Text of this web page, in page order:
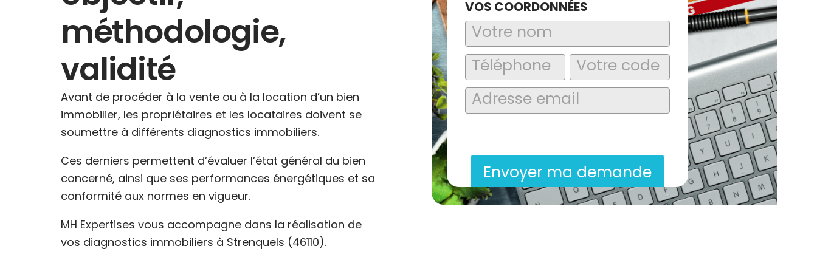
méthodologie,
validité
Avant de procéder à la vente ou à la location d’un bien
immobilier, les propriétaires et les locataires doivent se
soumettre à différents diagnostics immobiliers.
Ces derniers permettent d’évaluer l’état général du bien
concerné, ainsi que ses performances énergétiques et sa
conformité aux normes en vigueur.
MH Expertises vous accompagne dans la réalisation de
vos diagnostics immobiliers à Strenquels (46110).
VOS COORDONNÉES
Envoyer ma demande